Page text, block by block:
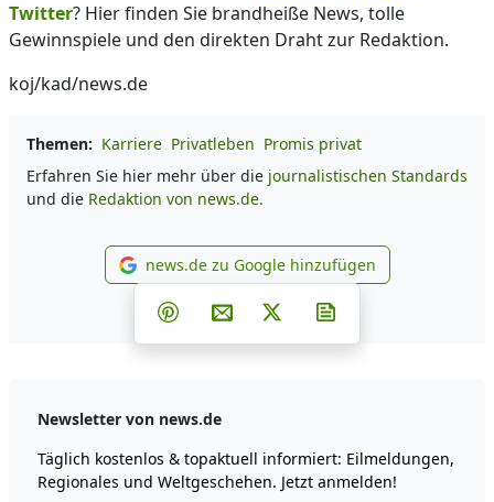
Twitter? Hier finden Sie brandheiße News, tolle
Gewinnspiele und den direkten Draht zur Redaktion.
koj/kad/news.de
Themen: Karriere Privatleben Promis privat
Erfahren Sie hier mehr über die journalistischen Standards
und die Redaktion von news.de.
news.de zu Google
news.de zu Google hinzufügen
Teilen auf Facebook
Teilen auf Whatsapp
Teilen auf Telegram
Teilen auf Pinterest
Per E-Mail teilen
Post auf X
Newsletter von news.de
Täglich kostenlos & topaktuell informiert: Eilmeldungen,
Regionales und Weltgeschehen. Jetzt anmelden!